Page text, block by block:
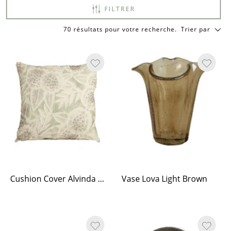
FILTRER
70 résultats pour votre recherche. Trier par
Cushion Cover Alvinda 45 x 45 cm Vase Lova Light Brown